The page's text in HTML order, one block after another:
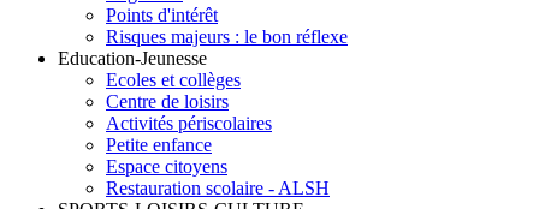
Points d'intérêt
Risques majeurs : le bon réflexe
Education-Jeunesse
Ecoles et collèges
Centre de loisirs
Activités périscolaires
Petite enfance
Espace citoyens
Restauration scolaire - ALSH